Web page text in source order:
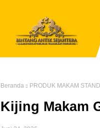
Beranda PRODUK MAKAM
Kijing Makam